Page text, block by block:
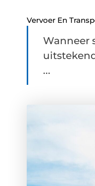
Vervoer En
Wanneer
...